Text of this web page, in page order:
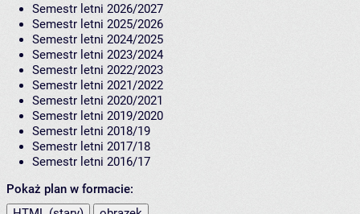
Semestr letni 2026/2027
Semestr letni 2025/2026
Semestr letni 2024/2025
Semestr letni 2023/2024
Semestr letni 2022/2023
Semestr letni 2021/2022
Semestr letni 2020/2021
Semestr letni 2019/2020
Semestr letni 2018/19
Semestr letni 2017/18
Semestr letni 2016/17
Pokaż plan w formacie: